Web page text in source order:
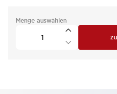
Menge auswählen